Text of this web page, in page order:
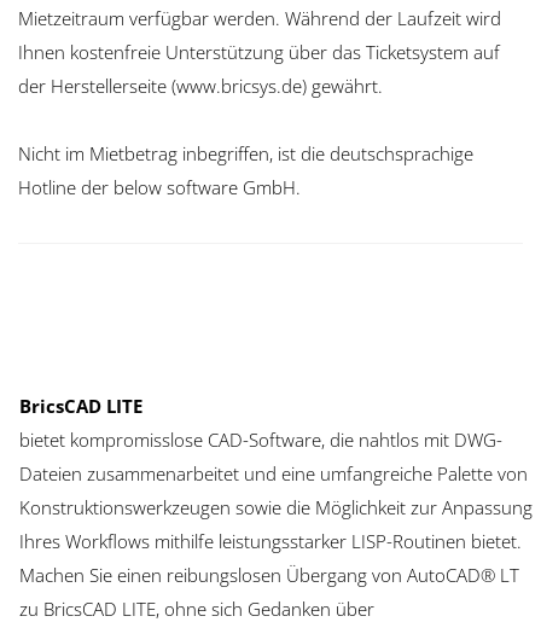
Mietzeitraum verfügbar werden. Während der Laufzeit wird
Ihnen kostenfreie Unterstützung über das Ticketsystem auf
der Herstellerseite (www.bricsys.de) gewährt.
Nicht im Mietbetrag inbegriffen, ist die deutschsprachige
Hotline der below software GmbH.
BricsCAD LITE
bietet kompromisslose CAD-Software, die nahtlos mit DWG-
Dateien zusammenarbeitet und eine umfangreiche Palette von
Konstruktionswerkzeugen sowie die Möglichkeit zur Anpassung
Ihres Workflows mithilfe leistungsstarker LISP-Routinen bietet.
Machen Sie einen reibungslosen Übergang von AutoCAD® LT
zu BricsCAD LITE, ohne sich Gedanken über